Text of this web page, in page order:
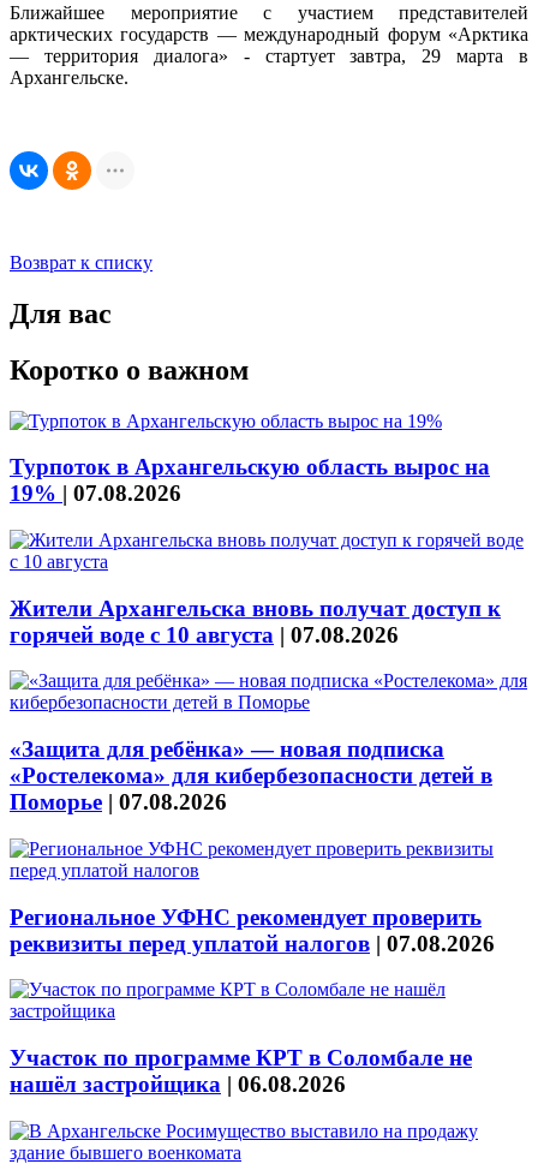
Ближайшее мероприятие с участием представителей
арктических государств — международный форум «Арктика
— территория диалога» - стартует завтра, 29 марта в
Архангельске.
Возврат к списку
Для вас
Коротко о важном
Турпоток в Архангельскую область вырос на
19% | 07.08.2026
Жители Архангельска вновь получат доступ к
горячей воде с 10 августа | 07.08.2026
«Защита для ребёнка» — новая подписка
«Ростелекома» для кибербезопасности детей в
Поморье | 07.08.2026
Региональное УФНС рекомендует проверить
реквизиты перед уплатой налогов | 07.08.2026
Участок по программе КРТ в Соломбале не
нашёл застройщика | 06.08.2026